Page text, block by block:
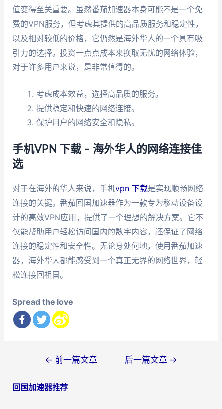
值变得至关重要。虽然番茄加速器本身可能不是一个免
费的VPN服务，但考虑其提供的高品质服务和稳定性，
以及相对较低的价格，它仍然是海外华人的一个具有吸
引力的选择。投资一点点成本来换取无忧的网络体验，
对于许多用户来说，是非常值得的。
考虑成本效益，选择高品质的服务。
提供稳定和快速的网络连接。
保护用户的网络安全和隐私。
手机VPN 下载 – 海外华人的网络连接佳
选
对于在海外的华人来说，手机vpn 下载是实现顺畅网络
连接的关键。番茄回国加速器作为一款专为移动设备设
计的高效VPN应用，提供了一个理想的解决方案。它不
仅能帮助用户轻松访问国内的数字内容，还保证了网络
连接的稳定性和安全性。无论身处何地，使用番茄加速
器，海外华人都能感受到一个真正无界的网络世界，轻
松连接回祖国。
Spread the love
导
← 前一篇文章 后一篇文章 →
回国加速器推荐